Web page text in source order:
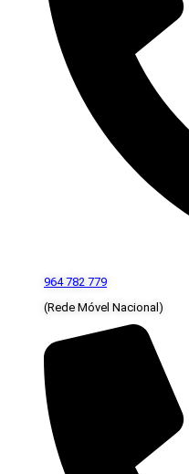
964 782 779
(Rede Móvel Nacional)